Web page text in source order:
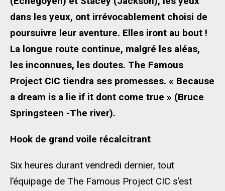
dans les yeux, ont irrévocablement choisi de
poursuivre leur aventure. Elles iront au bout !
La longue route continue, malgré les aléas,
les inconnues, les doutes. The Famous
Project CIC tiendra ses promesses. « Because
a dream is a lie if it dont come true » (Bruce
Springsteen -The river).
Hook de grand voile récalcitrant
Six heures durant vendredi dernier, tout
l’équipage de The Famous Project CIC s’est